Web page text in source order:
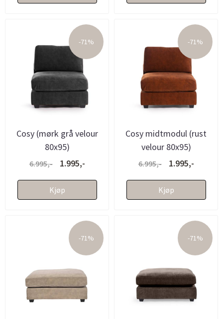
-71%
Cosy (mørk grå velour
80x95)
6.995,- 1.995,-
Kjøp
-71%
Cosy midtmodul (rust
velour 80x95)
6.995,- 1.995,-
Kjøp
-71% -71%